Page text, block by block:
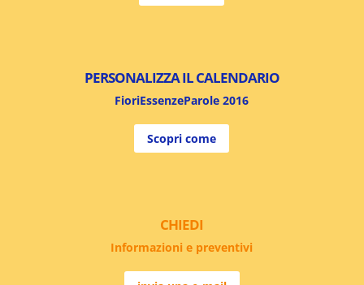
PERSONALIZZA IL CALENDARIO
FioriEssenzeParole 2016
Scopri come
CHIEDI
Informazioni e preventivi